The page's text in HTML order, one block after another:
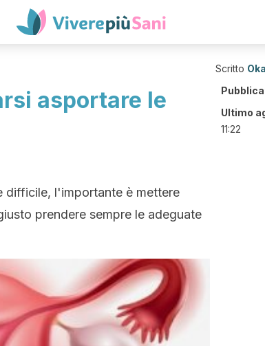
asportare le
difficile, l'importante è mettere
prendere sempre le adeguate
Scritto
Ultimo
11:22